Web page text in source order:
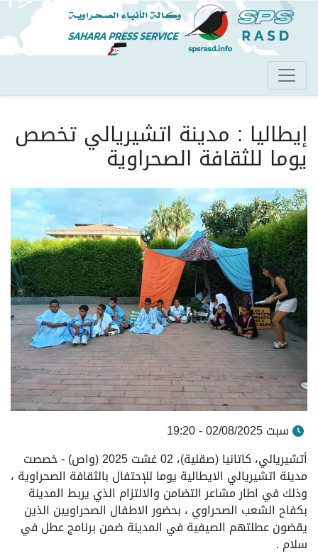
تجاوز
إلى
المحتوى
الرئيسي
إيطاليا : مدينة اتشيريالي تخصص
يوما للثقافة الصحراوية
سبت 02/08/2025 - 19:20
أتشيريالي، كاتانيا (صقلية)، 02 غشت 2025 (واص) - خصصت
مدينة اتشيريالي الايطالية يوما للإحتفال بالثقافة الصحراوية ،
وذلك في اطار مشاعر التضامن والالتزام الذي يربط المدينة
بكفاح الشعب الصحراوي ، بحضور الاطفال الصحراويين الذين
يقضون عطلتهم الصيفية في المدينة ضمن برنامج عطل في
سلام .